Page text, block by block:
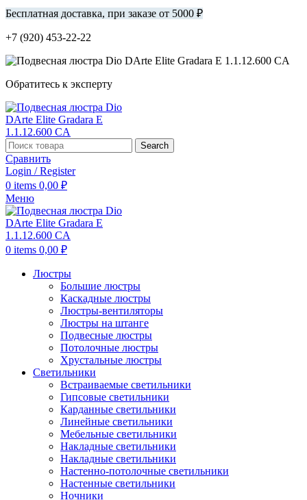
Бесплатная доставка, при заказе от 5000 ₽
+7 (920) 453-22-22
Обратитесь к эксперту
Search
Сравнить
Login / Register
0 items 0,00 ₽
Меню
0 items 0,00 ₽
Люстры
Большие люстры
Каскадные люстры
Люстры-вентиляторы
Люстры на штанге
Подвесные люстры
Потолочные люстры
Хрустальные люстры
Светильники
Встраиваемые светильники
Гипсовые светильники
Карданные светильники
Линейные светильники
Мебельные светильники
Накладные светильники
Накладные светильники
Настенно-потолочные светильники
Настенные светильники
Ночники